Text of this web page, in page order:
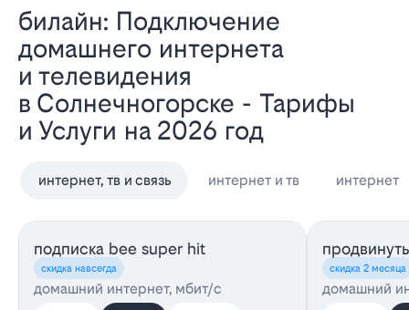
Билайн: Подключение
домашнего интернета
и телевидения
в Солнечногорске - Тарифы
и Услуги на 2026 год
интернет, тв и связь интернет и тв интернет
подписка bee super hit
скидка навсегда
домашний интернет, мбит/с
скидка 2 месяца
домашний